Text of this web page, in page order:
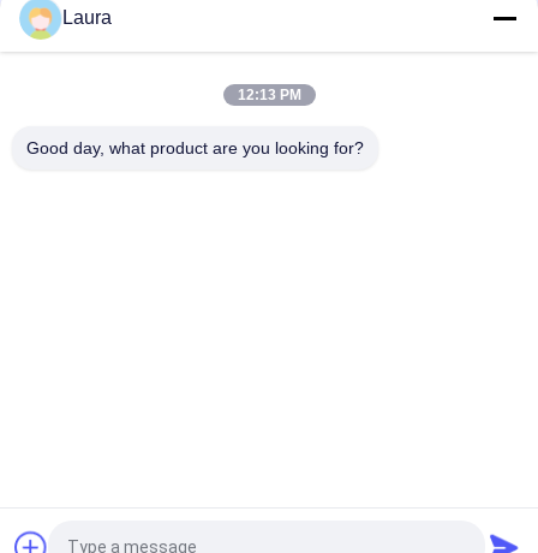
Module SFP+ compatible Cisco SFP-10G-SR | Émetteur-
récepteur MMF 10GBASE-SR 850 nm
SFP-10G-SR-S, émetteur-récepteur Cisco SFP+, 10 Gbit/s/850
Laura
12:13 PM
Good day, what product are you looking for?